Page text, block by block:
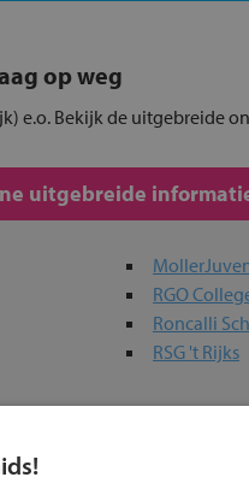
op weg
e.o. Bekijk de uitgebreide
uitgebreide
RGO
Roncalli
RSG 't Rijks